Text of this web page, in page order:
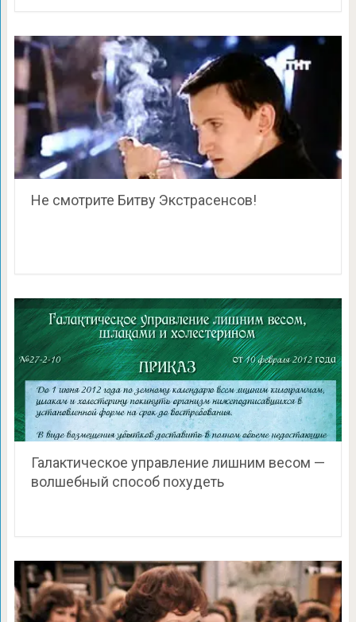
Не смотрите Битву Экстрасенсов!
Галактическое управление лишним весом —
волшебный способ похудеть